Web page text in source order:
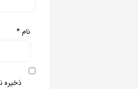
نام*
ذخیره